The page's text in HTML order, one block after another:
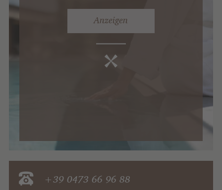
Anzeigen
+39 0473 66 96 88